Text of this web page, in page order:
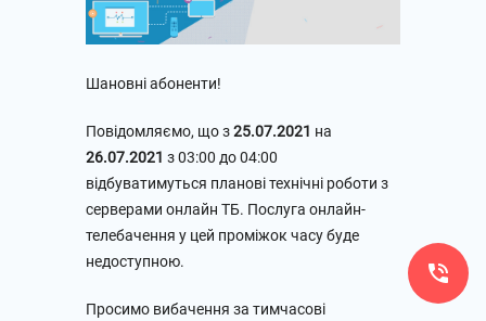
Шановні абоненти!
Повідомляємо, що з25.07.2021 на
26.07.2021 з 03:00 до 04:00
відбуватимуться планові технічні роботи з
серверами онлайн ТБ. Послуга онлайн-
телебачення у цей проміжок часу буде
недоступною.
Просимо вибачення за тимчасові